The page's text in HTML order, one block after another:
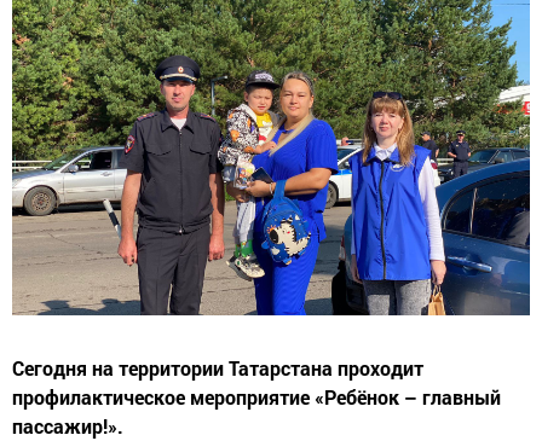
Сегодня на территории Татарстана проходит
профилактическое мероприятие «Ребёнок – главный
пассажир!».